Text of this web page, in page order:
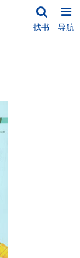
找书 导航